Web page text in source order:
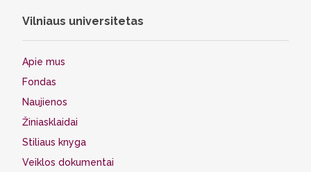
Vilniaus universitetas
Apie mus
Fondas
Naujienos
Žiniasklaidai
Stiliaus knyga
Veiklos dokumentai